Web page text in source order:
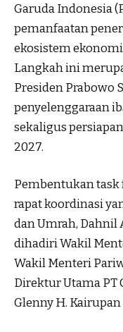
Garuda Indonesia
pemanfaatan
ekosistem
Langkah ini
Presiden Prabowo
penyelenggaraan
sekaligus
2027.
Pembentukan
rapat koordinasi
dan Umrah, Dahnil
dihadiri Wakil
Wakil Menteri
Direktur Utama PT
Glenny H. Kairupan